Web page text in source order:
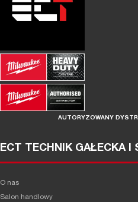
AUTORYZOWANY
ECT TECHNIK GAŁECKA I
O nas
Salon handlowy